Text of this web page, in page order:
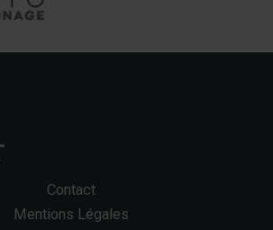
Contact
Mentions Légales